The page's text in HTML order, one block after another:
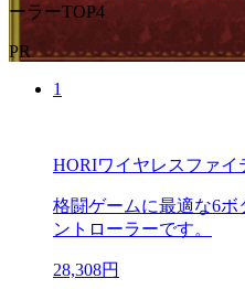
ーラーTOP4
PR
1
HORIワイヤレスファイ
格闘ゲームに最適な6ボ
ントローラーです。
28,308円